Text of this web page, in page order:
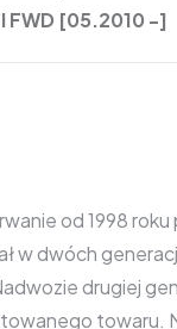
FWD [05.2010 -]
od 1998
dwóch
drugiej
towaru.